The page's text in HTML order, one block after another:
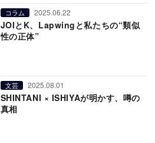
コラム 2025.06.22
JOIとK、Lapwingと私たちの“類似
性の正体”
文芸 2025.08.01
SHINTANI × ISHIYAが明かす、噂の
真相